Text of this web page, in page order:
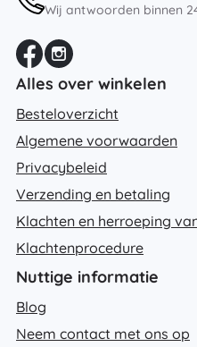
Wij antwoorden binnen
Alles over winkelen
Besteloverzicht
Algemene voorwaarden
Privacybeleid
Verzending en betaling
Klachten en herroeping
Klachtenprocedure
Nuttige informatie
Blog
Neem contact met ons op